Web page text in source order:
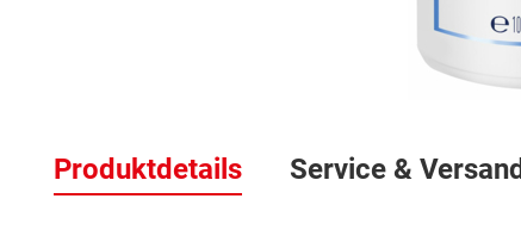
der
Bildergalerie
Produktdetails Service & Versand